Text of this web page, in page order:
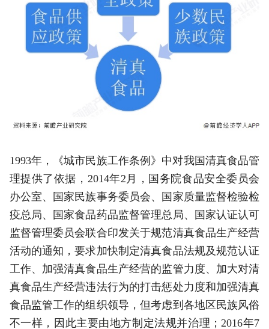
1993年，《城市民族工作条例》中对我国清真食品管
理提供了依据，2014年2月，国务院食品安全委员会
办公室、国家民族事务委员会、国家质量监督检验检
疫总局、国家食品药品监督管理总局、国家认证认可
监督管理委员会联合印发关于规范清真食品生产经营
活动的通知，要求加快制定清真食品法规及规范认证
工作、加强清真食品生产经营的监管力度、加大对清
真食品生产经营违法行为的打击惩处力度和加强清真
食品监管工作的组织领导，但考虑到各地区民族风俗
不一样，因此主要由地方制定法规并治理；2016年7